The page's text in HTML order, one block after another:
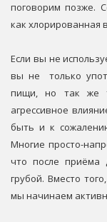
поговорим позже.
как хлорированная
Если вы не
вы не
только
пищи, но так же
агрессивное
быть и к
Многие просто-
что после приёма
грубой. Вместо
мы начинаем